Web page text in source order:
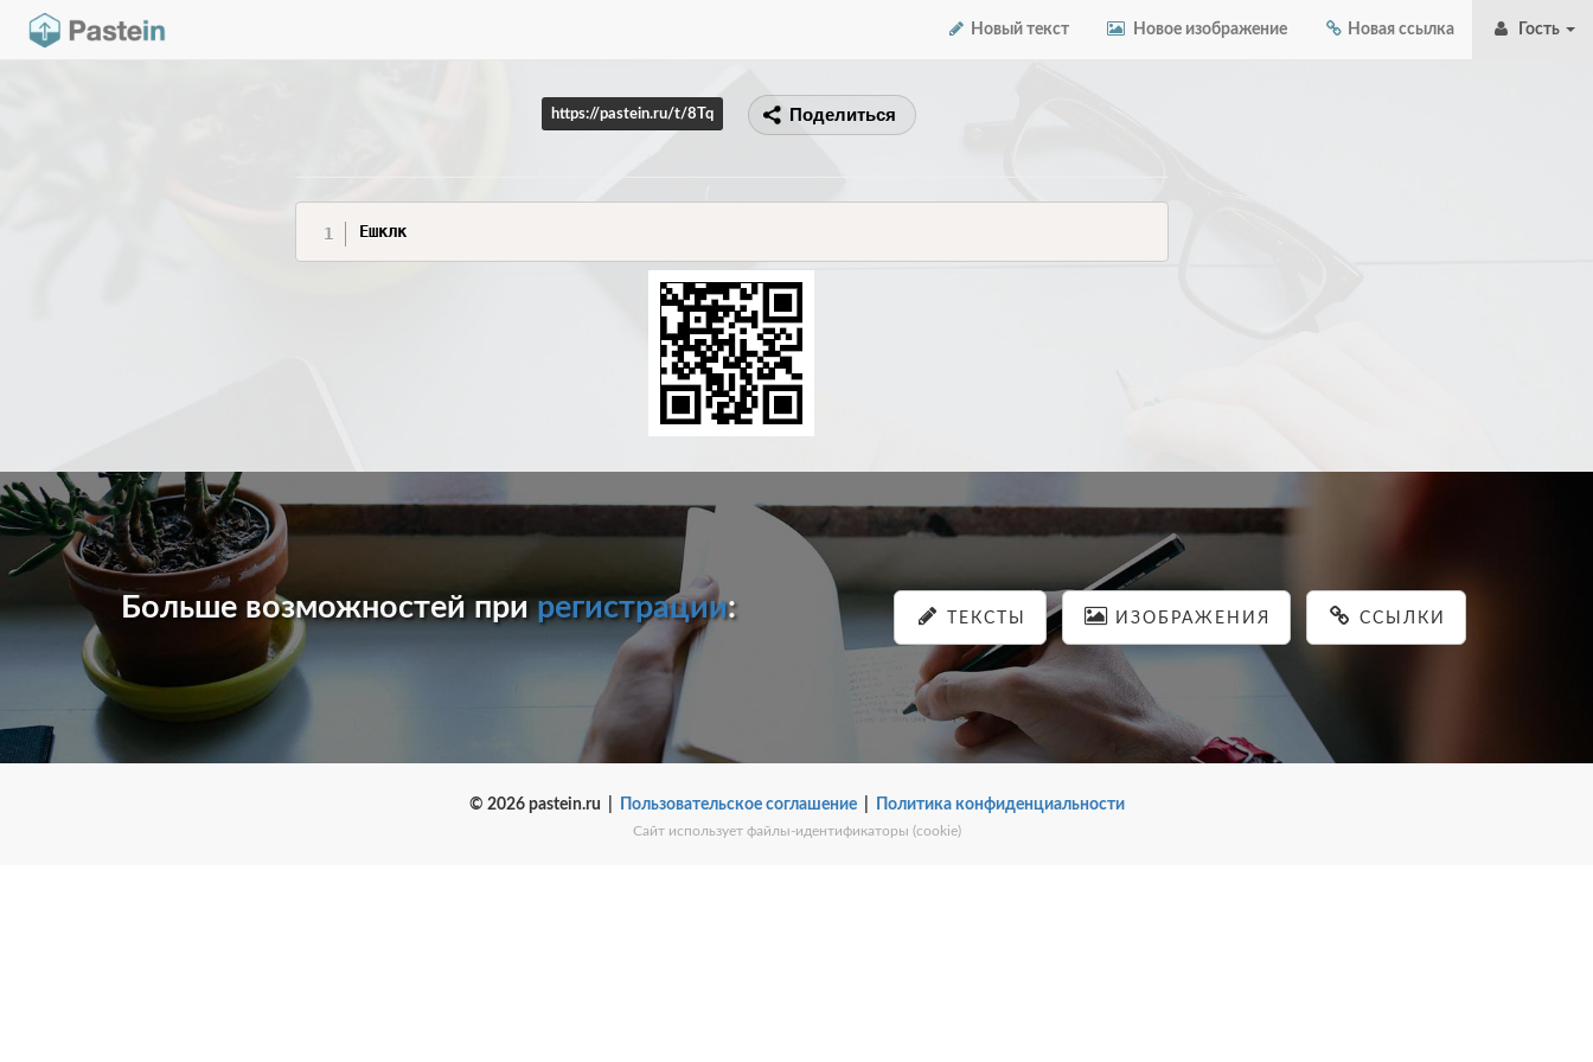
Новый текст Новое изображение Новая ссылка Гость
https://pastein.ru/t/8Tq Поделиться
Больше возможностей прирегистрации: ТЕКСТЫ ИЗОБРАЖЕНИЯ ССЫЛКИ
© 2026 pastein.ru | Пользовательское соглашение| Политика конфиденциальности
Сайт использует файлы-идентификаторы (cookie)